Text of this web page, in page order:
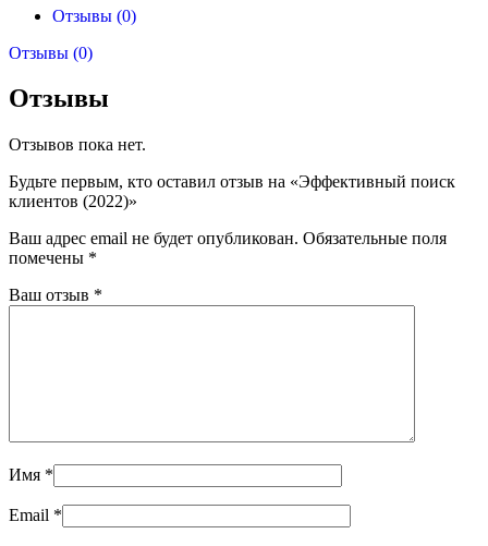
Отзывы (0)
Отзывы (0)
Отзывы
Отзывов пока нет.
Будьте первым, кто оставил отзыв на «Эффективный поиск
клиентов (2022)»
Ваш адрес email не будет опубликован. Обязательные поля
помечены *
Ваш отзыв *
Имя *
Email *